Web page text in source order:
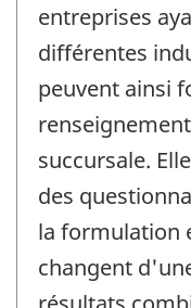
entreprises
différentes
peuvent ainsi
succursale.
des
la formulation
changent